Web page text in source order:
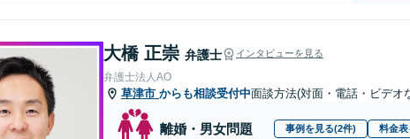
大橋 正崇 弁護士 インタビューを見る
弁護士法人AO
草津市 からも相談受付中面談方法(対面・電話・ビデオ
離婚・男女問題 事例を見る(2件) 料金表